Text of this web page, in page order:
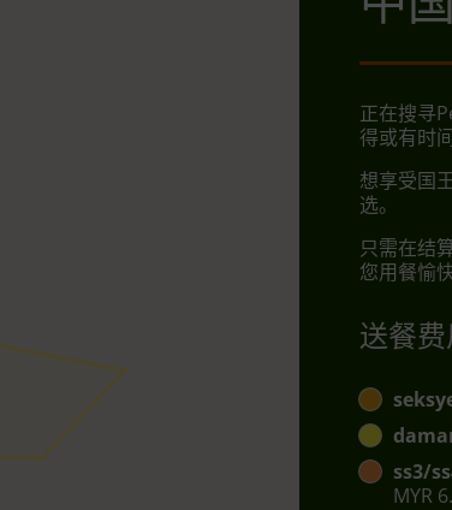
正在搜寻
得或有时
想享受国
选。
只需在结
您用餐愉快
送餐费
ss3/
MYR